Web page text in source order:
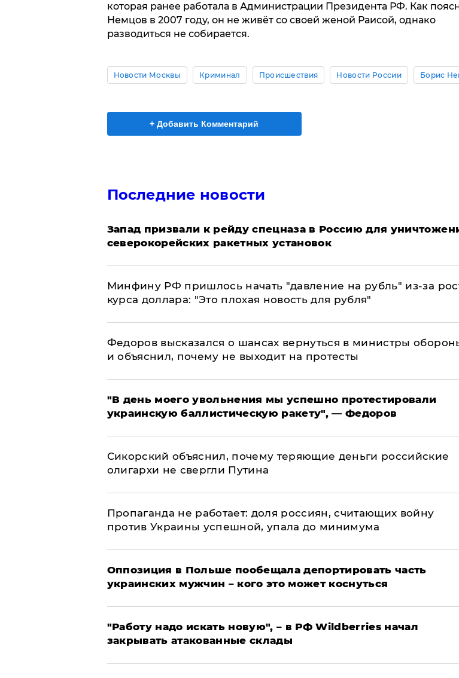
которая ранее работала в Администрации Президента РФ. Как
Немцов в 2007 году, он не живёт со своей женой Раисой, однако
разводиться не собирается.
Новости Москвы Криминал Происшествия Новости России Борис
+ Добавить Комментарий
Последние новости
Запад призвали к рейду спецназа в Россию для
северокорейских ракетных установок
Минфину РФ пришлось начать "давление на рубль" из-за
курса доллара: "Это плохая новость для рубля"
Федоров высказался о шансах вернуться в министры
и объяснил, почему не выходит на протесты
​"В день моего увольнения мы успешно протестировали
украинскую баллистическую ракету", — Федоров
Сикорский объяснил, почему теряющие деньги российские
олигархи не свергли Путина
​Пропаганда не работает: доля россиян, считающих войну
против Украины успешной, упала до минимума
Оппозиция в Польше пообещала депортировать часть
украинских мужчин – кого это может коснуться
"Работу надо искать новую", – в РФ Wildberries начал
закрывать атакованные склады